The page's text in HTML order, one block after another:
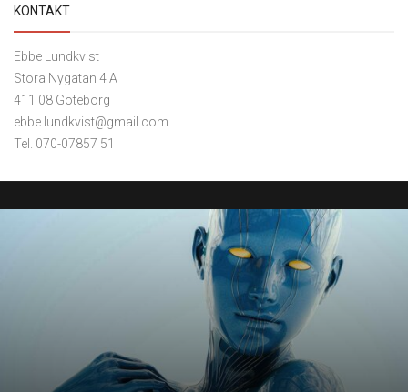
KONTAKT
Ebbe Lundkvist
Stora Nygatan 4 A
411 08 Göteborg
ebbe.lundkvist@gmail.com
Tel. 070-07857 51